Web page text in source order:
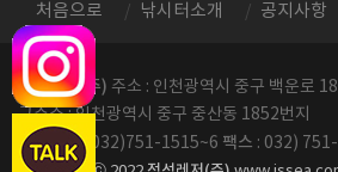
처음으로 낚시터소개 공지사항
정성레저(주) 주소 : 인천광역시 중구 백운로
구주소 : 인천광역시 중구 중산동 1852번지
전화번호: 032)751-1515~6 팩스 : 032)